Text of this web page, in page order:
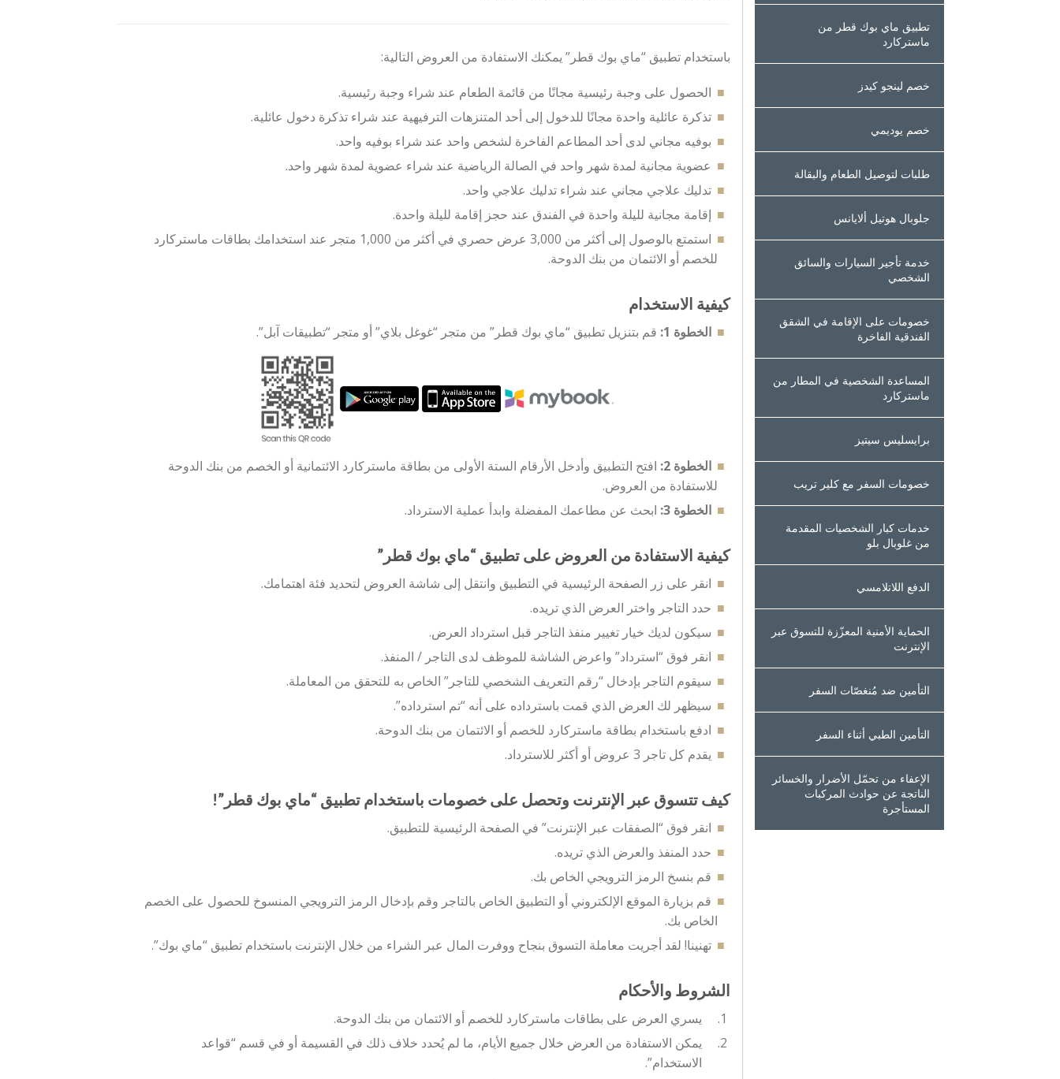
باستخدام تطبيق “ماي بوك قطر” يمكنك الاستفادة من العروض التالية:
الحصول على وجبة رئيسية مجانًا من قائمة الطعام عند شراء وجبة رئيسية.
تذكرة عائلية واحدة مجانًا للدخول إلى أحد المتنزهات الترفيهية عند شراء تذكرة دخول عائلية.
بوفيه مجاني لدى أحد المطاعم الفاخرة لشخص واحد عند شراء بوفيه واحد.
عضوية مجانية لمدة شهر واحد في الصالة الرياضية عند شراء عضوية لمدة شهر واحد.
تدليك علاجي مجاني عند شراء تدليك علاجي واحد.
إقامة مجانية لليلة واحدة في الفندق عند حجز إقامة لليلة واحدة.
استمتع بالوصول إلى أكثر من 3,000 عرض حصري في أكثر من 1,000 متجر عند استخدامك بطاقات ماستركارد
للخصم أو الائتمان من بنك الدوحة.
كيفية الاستخدام
الخطوة 1: قم بتنزيل تطبيق “ماي بوك قطر” من متجر “غوغل بلاي” أو متجر “تطبيقات آبل”.
الخطوة 2:
افتح التطبيق وأدخل الأرقام الستة الأولى من بطاقة ماستركارد الائتمانية أو الخصم من بنك الدوحة
للاستفادة من العروض.
الخطوة 3:
ابحث عن مطاعمك المفضلة وابدأ عملية الاسترداد.
كيفية الاستفادة من العروض على تطبيق “ماي بوك قطر”
انقر على زر الصفحة الرئيسية في التطبيق وانتقل إلى شاشة العروض لتحديد فئة اهتمامك.
حدد التاجر واختر العرض الذي تريده.
سيكون لديك خيار تغيير منفذ التاجر قبل استرداد العرض.
انقر فوق “استرداد” واعرض الشاشة للموظف لدى التاجر / المنفذ.
سيقوم التاجر بإدخال “رقم التعريف الشخصي للتاجر” الخاص به للتحقق من المعاملة.
سيظهر لك العرض الذي قمت باسترداده على أنه “تم استرداده”.
ادفع باستخدام بطاقة ماستركارد للخصم أو الائتمان من بنك الدوحة.
يقدم كل تاجر 3 عروض أو أكثر للاسترداد.
كيف تتسوق عبر الإنترنت وتحصل على خصومات باستخدام تطبيق “ماي بوك قطر”!
انقر فوق “الصفقات عبر الإنترنت” في الصفحة الرئيسية للتطبيق.
حدد المنفذ والعرض الذي تريده.
قم بنسخ الرمز الترويجي الخاص بك.
قم بزيارة الموقع الإلكتروني أو التطبيق الخاص بالتاجر وقم بإدخال الرمز الترويجي المنسوخ للحصول على الخصم
الخاص بك.
تهنينا! لقد أجريت معاملة التسوق بنجاح ووفرت المال عبر الشراء من خلال الإنترنت باستخدام تطبيق “ماي بوك”.
الشروط والأحكام
يسري العرض على بطاقات ماستركارد للخصم أو الائتمان من بنك الدوحة.
يمكن الاستفادة من العرض خلال جميع الأيام، ما لم يُحدد خلاف ذلك في القسيمة أو في قسم “قواعد
الاستخدام”.
تطبيق ماي بوك قطر من
ماستركارد
خصم لينجو كيدز
خصم يوديمي
طلبات لتوصيل الطعام والبقالة
جلوبال هوتيل ألايانس
خدمة تأجير السيارات والسائق
الشخصي
خصومات على الإقامة في الشقق
الفندقية الفاخرة
المساعدة الشخصية في المطار من
ماستركارد
برايسليس سيتيز
خصومات السفر مع كلير تريب
خدمات كبار الشخصيات المقدمة
من غلوبال بلو
الدفع اللاتلامسي
الحماية الأمنية المعزّزة للتسوق عبر
الإنترنت
التأمين ضد مُنغصّات السفر
التأمين الطبي أثناء السفر
الإعفاء من تحمّل الأضرار والخسائر
الناتجة عن حوادث المركبات
المستأجرة